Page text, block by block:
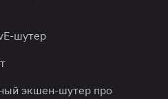
шутер
экшен-шутер про